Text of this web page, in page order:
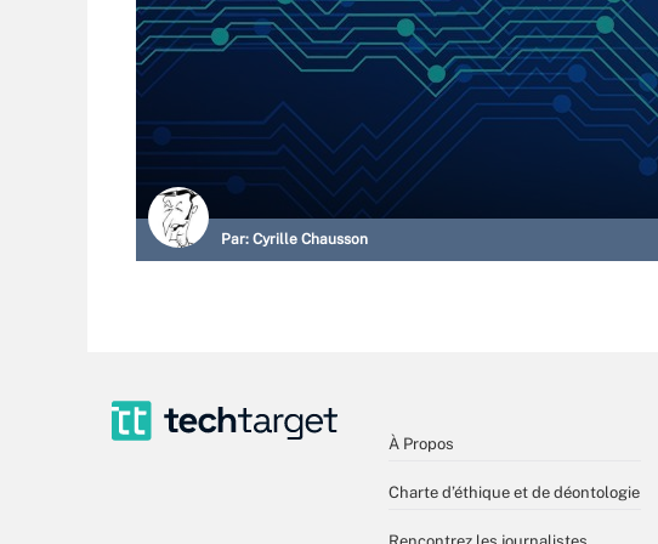
Par: Cyrille Chausson
À Propos
Charte d’éthique et de déontologie